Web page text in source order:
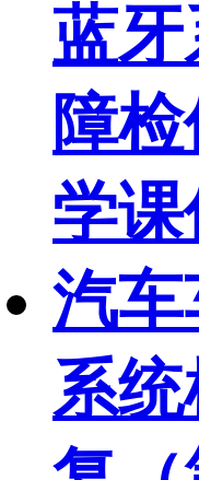
蓝
障
学
汽
系